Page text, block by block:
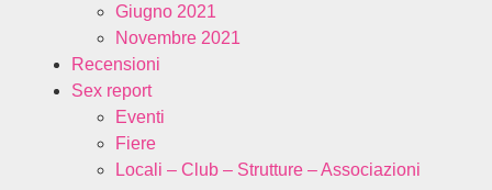
Giugno 2021
Novembre 2021
Recensioni
Sex report
Eventi
Fiere
Locali – Club – Strutture – Associazioni